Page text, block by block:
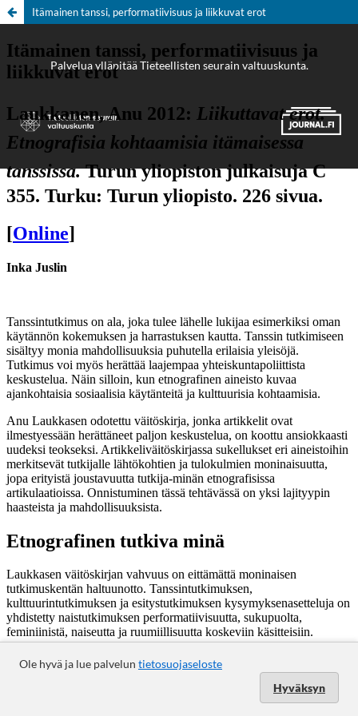
Itämainen tanssi, performatiivisuus ja liikkuvat erot
Ole hyvä ja lue palvelun tietosuojaseloste
Hyväksyn
Palvelua ylläpitääTieteellisten seurain valtuuskunta.